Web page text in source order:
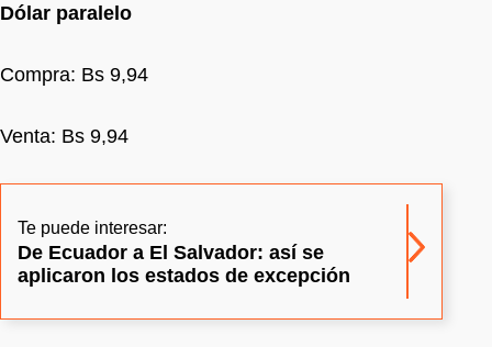
Dólar paralelo
Compra: Bs 9,94
Venta: Bs 9,94
Te puede interesar:
De Ecuador a El Salvador: así se
aplicaron los estados de excepción